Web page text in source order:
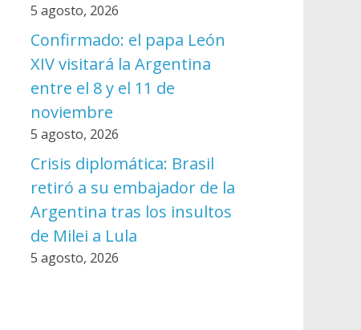
5 agosto, 2026
Confirmado: el papa León
XIV visitará la Argentina
entre el 8 y el 11 de
noviembre
5 agosto, 2026
Crisis diplomática: Brasil
retiró a su embajador de la
Argentina tras los insultos
de Milei a Lula
5 agosto, 2026